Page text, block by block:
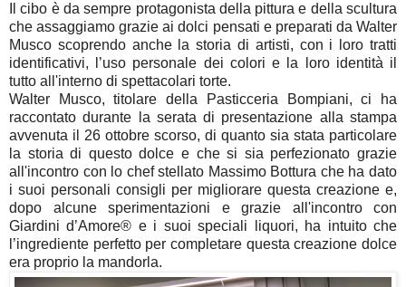
Il cibo è da sempre protagonista della pittura e della scultura
che assaggiamo grazie ai dolci pensati e preparati da Walter
Musco scoprendo anche la storia di artisti, con i loro tratti
identificativi, l’uso personale dei colori e la loro identità il
tutto all'interno di spettacolari torte.
Walter Musco, titolare della Pasticceria Bompiani, ci ha
raccontato durante la serata di presentazione alla stampa
avvenuta il 26 ottobre scorso, di quanto sia stata particolare
la storia di questo dolce e che si sia perfezionato grazie
all'incontro con lo chef stellato Massimo Bottura che ha dato
i suoi personali consigli per migliorare questa creazione e,
dopo alcune sperimentazioni e grazie all'incontro con
Giardini d’Amore® e i suoi speciali liquori, ha intuito che
l’ingrediente perfetto per completare questa creazione dolce
era proprio la mandorla.